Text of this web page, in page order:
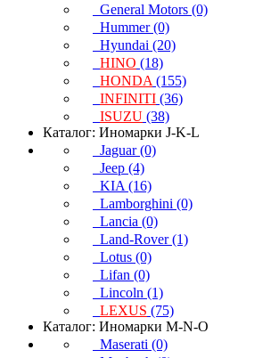
General Motors (0)
Hummer (0)
Hyundai (20)
HINO (18)
HONDA (155)
INFINITI (36)
ISUZU (38)
Каталог: Иномарки J-K-L
Jaguar (0)
Jeep (4)
KIA (16)
Lamborghini (0)
Lancia (0)
Land-Rover (1)
Lotus (0)
Lifan (0)
Lincoln (1)
LEXUS (75)
Каталог: Иномарки M-N-O
Maserati (0)